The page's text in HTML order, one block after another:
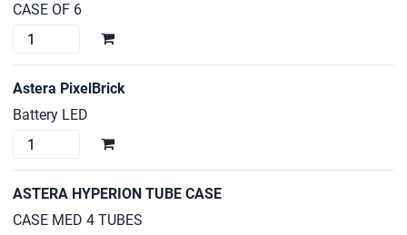
CASE
mängd
CASE OF 6
BEAMZ
KUBE20
mängd
Astera PixelBrick
Battery LED
Astera
mängd
ASTERA HYPERION TUBE CASE
CASE MED 4 TUBES